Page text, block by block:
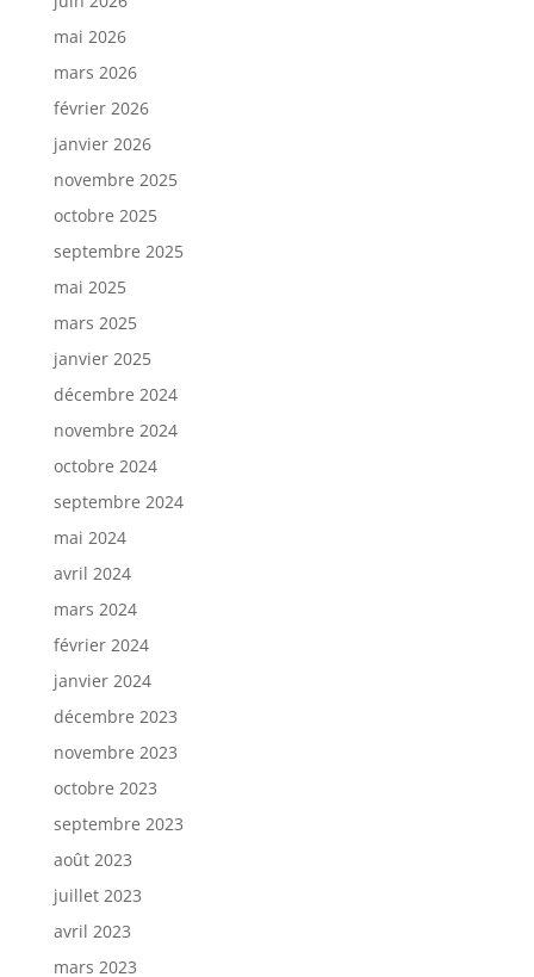
mai 2026
mars 2026
février 2026
janvier 2026
novembre 2025
octobre 2025
septembre 2025
mai 2025
mars 2025
janvier 2025
décembre 2024
novembre 2024
octobre 2024
septembre 2024
mai 2024
avril 2024
mars 2024
février 2024
janvier 2024
décembre 2023
novembre 2023
octobre 2023
septembre 2023
août 2023
juillet 2023
avril 2023
mars 2023